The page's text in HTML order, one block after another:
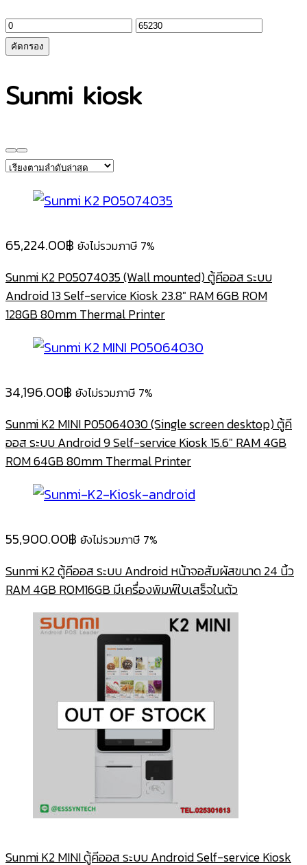
ราคา
ต่ำ
ราคา
คัดกรอง
Sunmi kiosk
65,224.00฿ ยังไม่รวมภาษี 7%
Sunmi K2 P05074035 (Wall mounted) ตู้คีออส ระบบ
Android 13 Self-service Kiosk 23.8″ RAM 6GB ROM
128GB 80mm Thermal Printer
34,196.00฿ ยังไม่รวมภาษี 7%
Sunmi K2 MINI P05064030 (Single screen desktop) ตู้คี
ออส ระบบ Android 9 Self-service Kiosk 15.6″ RAM 4GB
ROM 64GB 80mm Thermal Printer
55,900.00฿ ยังไม่รวมภาษี 7%
Sunmi K2 ตู้คีออส ระบบ Android หน้าจอสัมผัสขนาด 24 นิ้ว
RAM 4GB ROM16GB มีเครื่องพิมพ์ใบเสร็จในตัว
Sunmi K2 MINI ตู้คีออส ระบบ Android Self-service Kiosk